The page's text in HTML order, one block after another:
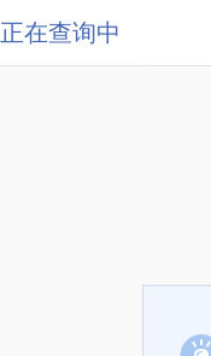
正在查询中